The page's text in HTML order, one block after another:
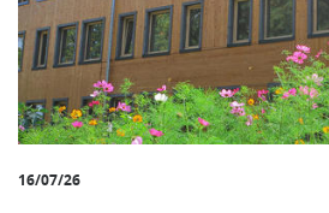
16/07/26